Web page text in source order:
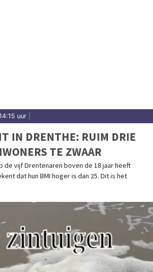
uur
IN DRENTHE: RUIM DRIE
TE ZWAAR
de vijf Drentenaren boven de 18 jaar heeft
dat hun BMI hoger is dan 25. Dit is het